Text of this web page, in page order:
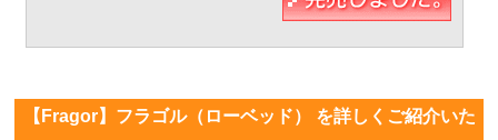
【Fragor】フラゴル（ローベッド） を詳しくご紹介いた